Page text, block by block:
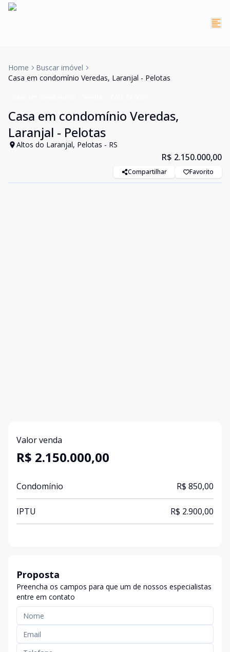
Home
Buscar imóvel
Casa em condomínio Veredas, Laranjal - Pelotas
Casa em condomínio Veredas,
Laranjal - Pelotas
Altos do Laranjal, Pelotas - RS
R$ 2.150.000,00
Compartilhar Favorito
Valor venda
R$ 2.150.000,00
Condomínio R$ 850,00
IPTU R$ 2.900,00
Proposta
Preencha os campos para que um de nossos especialistas
entre em contato